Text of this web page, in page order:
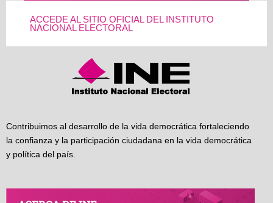
ACCEDE AL SITIO OFICIAL DEL INSTITUTO
NACIONAL ELECTORAL
Contribuimos al desarrollo de la vida democrática fortaleciendo
la confianza y la participación ciudadana en la vida democrática
y política del país.